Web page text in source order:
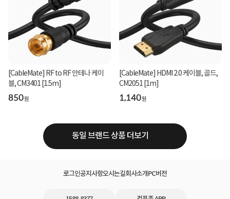
[CableMate] RF to RF 안테나 케이
블, CM3401 [1.5m]
850원
[CableMate] HDMI 2.0 케이블, 골드,
CM2051 [1m]
1,140원
동일 브랜드 상품 더보기
로그인공지사항오시는길회사소개PC버전